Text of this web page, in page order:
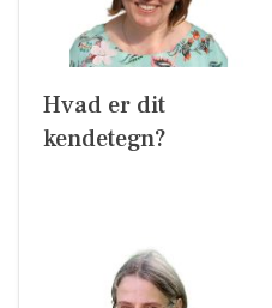
Hvad er dit
kendetegn?